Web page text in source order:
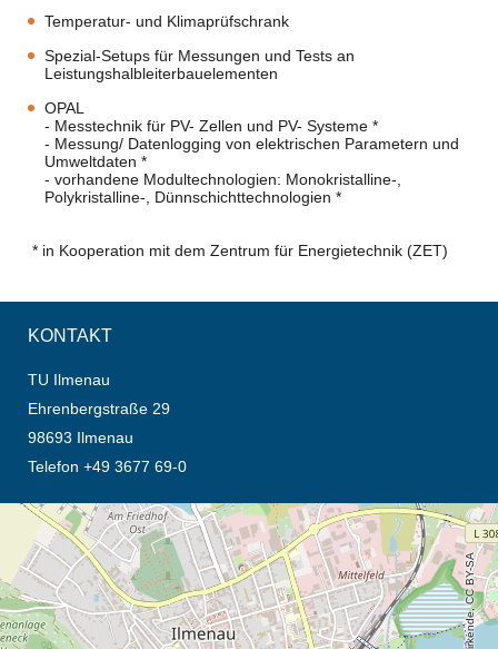
Temperatur- und Klimaprüfschrank
Spezial-Setups für Messungen und Tests an
Leistungshalbleiterbauelementen
OPAL
- Messtechnik für PV- Zellen und PV- Systeme *
- Messung/ Datenlogging von elektrischen Parametern und
Umweltdaten *
- vorhandene Modultechnologien: Monokristalline-,
Polykristalline-, Dünnschichttechnologien *
* in Kooperation mit dem Zentrum für Energietechnik (ZET)
KONTAKT
TU Ilmenau
Ehrenbergstraße 29
98693 Ilmenau
Telefon +49 3677 69-0
Öffnet die Anfahrtsbeschreibung in neuem Tab (Karte)